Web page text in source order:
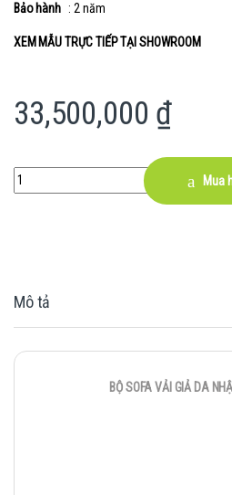
Bảo hành : 2 năm
XEM MẪU TRỰC TIẾP TẠI SHOWROOM
33,500,000 ₫
Quantity Mua
Mô tả
BỘ SOFA VẢI GIẢ DA